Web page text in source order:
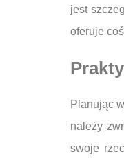
jest
oferuje
Planując
należy
swoje